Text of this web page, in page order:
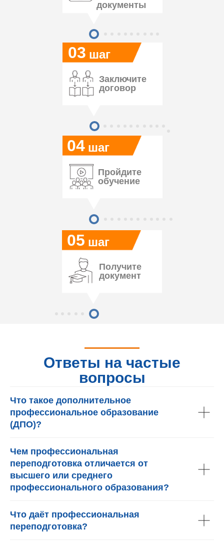
05
04
03 шаг
шаг
шаг
документы
Заключите
договор
Пройдите
обучение
Получите
документ
Ответы на частые
вопросы
Что такое дополнительное
профессиональное образование
(ДПО)?
Чем профессиональная
переподготовка отличается от
высшего или среднего
профессионального образования?
Что даёт профессиональная
переподготовка?